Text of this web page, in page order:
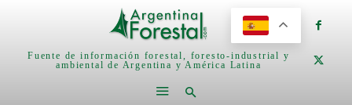
Fuente de información forestal, foresto-industrial y
ambiental de Argentina y América Latina